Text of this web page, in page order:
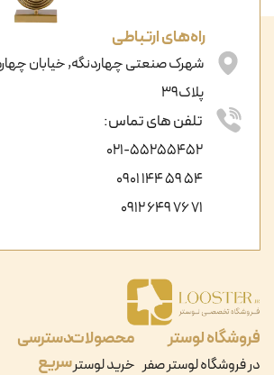
فروشگاه لوستر
در فروشگاه لوستر صفر
محصولات
خرید لوستر
دسترسی
سریع
راه‌های ارتباطی
شهرک صنعتی چهاردنگه, خیابان چهارم
پلاک39
تلفن های تماس:
021-55255452
54 59 144 0901
71 76 649 0912